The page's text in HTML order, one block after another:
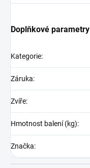
Doplňkové parametry
Kategorie:
Záruka:
Zvíře:
Hmotnost balení (kg):
Značka: